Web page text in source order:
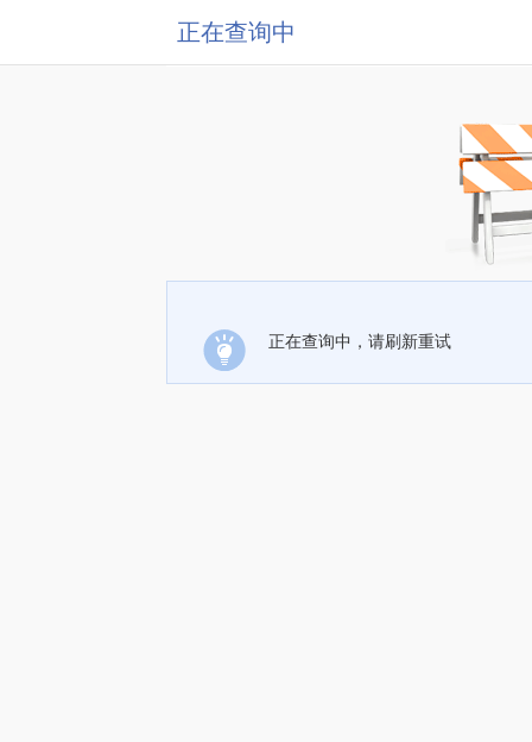
正在查询中
正在查询中，请刷新重试